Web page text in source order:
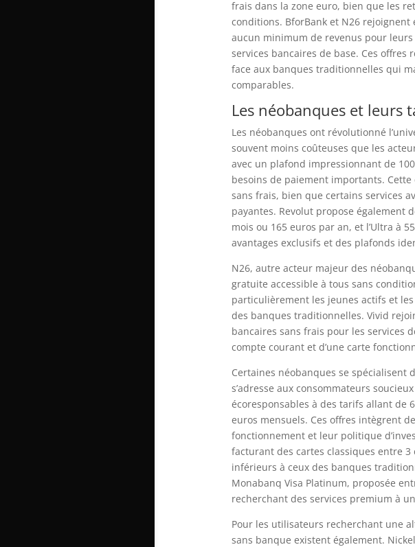
frais dans la zone euro, bien que les
conditions. BforBank et N26 rejoignent
aucun minimum de revenus pour
services bancaires de base. Ces
face aux banques traditionnelles qui
comparables.
Les néobanques et
Les néobanques ont révolutionné
souvent moins coûteuses que les
avec un plafond impressionnant de
besoins de paiement importants.
sans frais, bien que certains services
payantes. Revolut propose également
mois ou 165 euros par an, et l’Ultra à
avantages exclusifs et des plafonds
N26, autre acteur majeur des
gratuite accessible à tous sans
particulièrement les jeunes actifs et
des banques traditionnelles. Vivid
bancaires sans frais pour les services
compte courant et d’une carte
Certaines néobanques se spécialisent
s’adresse aux consommateurs
écoresponsables à des tarifs allant de
euros mensuels. Ces offres intègrent
fonctionnement et leur politique
facturant des cartes classiques entre
inférieurs à ceux des banques
Monabanq Visa Platinum, proposée
recherchant des services premium à
Pour les utilisateurs recherchant une
sans banque existent également.